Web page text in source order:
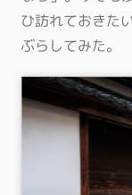
ひ訪れておきた
ぶらしてみた。